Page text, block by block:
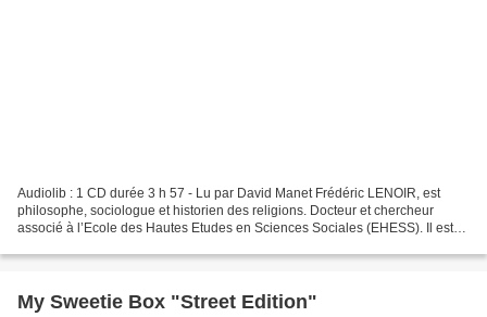
Audiolib : 1 CD durée 3 h 57 - Lu par David Manet Frédéric LENOIR, est
philosophe, sociologue et historien des religions. Docteur et chercheur
associé à l’Ecole des Hautes Etudes en Sciences Sociales (EHESS). Il est
My Sweetie Box "Street Edition"